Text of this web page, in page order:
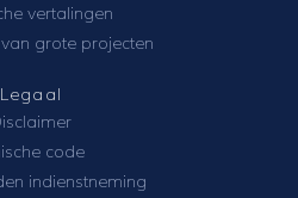
vertalingen
grote projecten
Legaal
code
indienstneming